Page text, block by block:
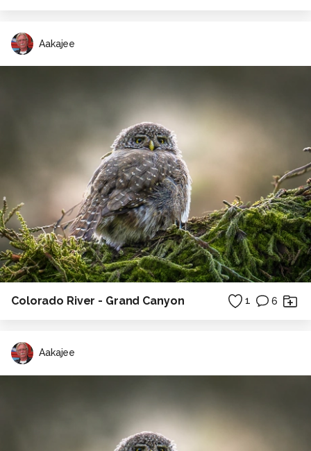
Aakajee
Colorado River - Grand Canyon 1 6
Aakajee